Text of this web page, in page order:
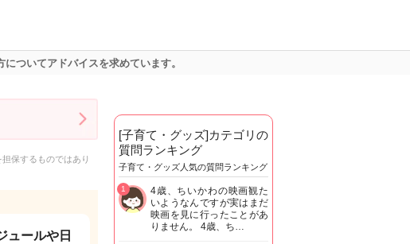
ついてアドバイスを求めています。
保するものではあり
ュールや日
[子育て・グッズ]カテゴリの
質問ランキング
子育て・グッズ人気の質問ランキング
4歳、ちいかわの映画観た
いようなんですが実はまだ
映画を見に行ったことがあ
りません。 4歳、ち…
1